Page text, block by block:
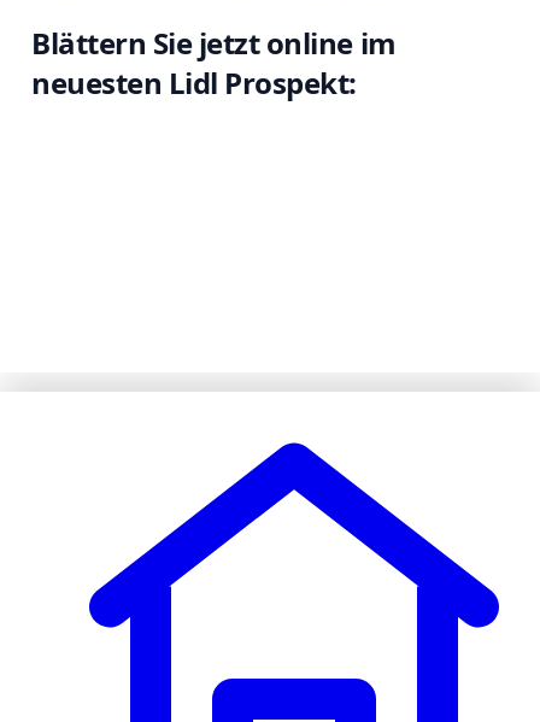
Blättern Sie jetzt online im
neuesten Lidl Prospekt: